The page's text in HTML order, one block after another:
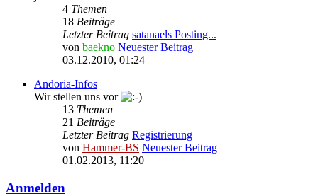
4 Themen
18 Beiträge
Letzter Beitrag satanaels Posting...
von baekno Neuester Beitrag
03.12.2010, 01:24
Andoria-Infos
Wir stellen uns vor
13 Themen
21 Beiträge
Letzter Beitrag Registrierung
von Hammer-BS Neuester Beitrag
01.02.2013, 11:20
Anmelden